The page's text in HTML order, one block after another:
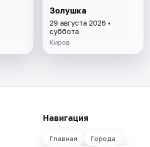
Золушка
29 августа 2026 •
суббота
Киров
Навигация
Главная
Города